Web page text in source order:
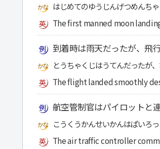
はじめてのゆうじんげつめんち
The first manned moon
到着時は雨天だったが、飛
とうちゃくじはうてんだったが
The flight landed smoothly
航空管制官はパイロットと
こうくうかんせいかんはぱいろ
The air traffic controller